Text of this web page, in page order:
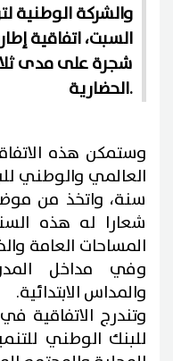
والشركة الوطنية
السبت، اتفاقية
شجرة على مدى
الحضارية.
وستمكن هذه
سنة، واتخذ من
شعارا له هذه
المساحات العامة
وفي مداخل المدن
والمداس الابتدائية.
وتندرج الاتفاقية
للبنك الوطني